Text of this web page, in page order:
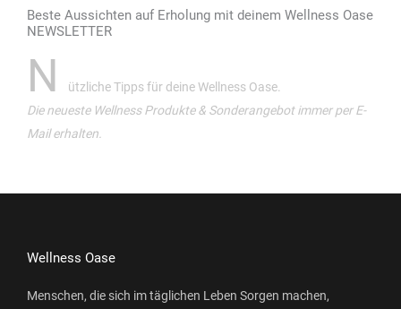
Beste Aussichten auf Erholung mit deinem Wellness Oase
NEWSLETTER
N
ützliche Tipps für deine Wellness Oase.
Die neueste Wellness Produkte & Sonderangebot immer per E-
Mail erhalten.
Wellness Oase
Menschen, die sich im täglichen Leben Sorgen machen,